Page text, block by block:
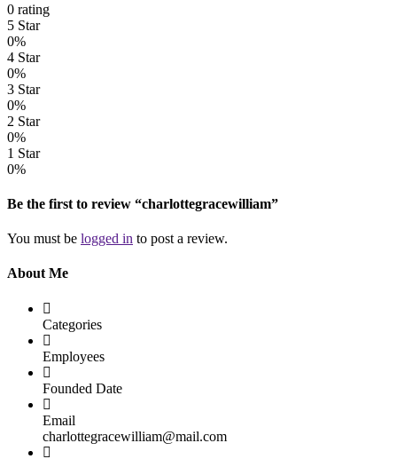
0 rating
5 Star
0%
4 Star
0%
3 Star
0%
2 Star
0%
1 Star
0%
Be the first to review “charlottegracewilliam”
You must be logged in to post a review.
About Me
Categories
Employees
Founded Date
Email
charlottegracewilliam@mail.com